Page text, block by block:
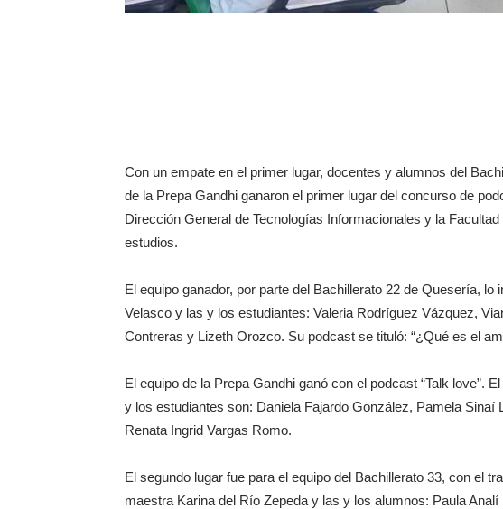
Con un empate en el primer lugar, docentes y alumnos del
de la Prepa Gandhi ganaron el primer lugar del concurso de
Dirección General de Tecnologías Informacionales y la
estudios.
El equipo ganador, por parte del Bachillerato 22 de Quesería,
Velasco y las y los estudiantes: Valeria Rodríguez Vázquez,
Contreras y Lizeth Orozco. Su podcast se tituló: “¿Qué es el
El equipo de la Prepa Gandhi ganó con el podcast “Talk love”.
y los estudiantes son: Daniela Fajardo González, Pamela Sinaí
Renata Ingrid Vargas Romo.
El segundo lugar fue para el equipo del Bachillerato 33, con el
maestra Karina del Río Zepeda y las y los alumnos: Paula